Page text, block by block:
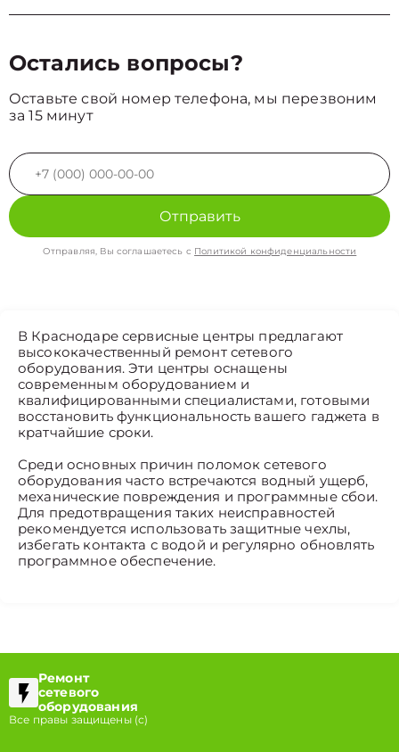
Остались вопросы?
Оставьте свой номер телефона, мы перезвоним
за 15 минут
Отправить
Отправляя, Вы соглашаетесь с Политикой конфиденциальности
В Краснодаре сервисные центры предлагают
высококачественный ремонт сетевого
оборудования. Эти центры оснащены
современным оборудованием и
квалифицированными специалистами, готовыми
восстановить функциональность вашего гаджета в
кратчайшие сроки.
Среди основных причин поломок сетевого
оборудования часто встречаются водный ущерб,
механические повреждения и программные сбои.
Для предотвращения таких неисправностей
рекомендуется использовать защитные чехлы,
избегать контакта с водой и регулярно обновлять
программное обеспечение.
Ремонт
сетевого
оборудования
Все правы защищены (с)